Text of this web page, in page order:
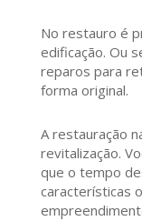
No restauro é
edificação. Ou
reparos para
forma original.
A restauração
revitalização.
que o tempo
características